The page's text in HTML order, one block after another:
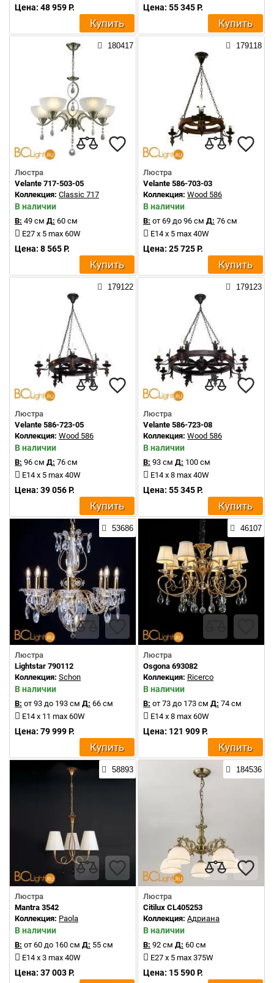
Цена: 48 959 Р.
Купить
Цена: 55 345 Р.
Купить
180417
Люстра
Velante 717-503-05
Коллекция: Classic 717
В наличии
В: 49 см Д: 60 см
E27 x 5 max 60W
Цена: 8 565 Р.
Купить
179118
Люстра
Velante 586-703-03
Коллекция: Wood 586
В наличии
В: от 69 до 96 см Д: 76 см
E14 x 5 max 40W
Цена: 25 725 Р.
Купить
179122
Люстра
Velante 586-723-05
Коллекция: Wood 586
В наличии
В: 96 см Д: 76 см
E14 x 5 max 40W
Цена: 39 056 Р.
Купить
179123
Люстра
Velante 586-723-08
Коллекция: Wood 586
В наличии
В: 93 см Д: 100 см
E14 x 8 max 40W
Цена: 55 345 Р.
Купить
53686
Люстра
Lightstar 790112
Коллекция: Schon
В наличии
В: от 93 до 193 см Д: 66 см
E14 x 11 max 60W
Цена: 79 999 Р.
Купить
46107
Люстра
Osgona 693082
Коллекция: Ricerco
В наличии
В: от 73 до 173 см Д: 74 см
E14 x 8 max 60W
Цена: 121 909 Р.
Купить
58893
Люстра
Mantra 3542
Коллекция: Paola
В наличии
В: от 60 до 160 см Д: 55 см
E14 x 3 max 40W
Цена: 37 003 Р.
184536
Люстра
Citilux CL405253
Коллекция: Адриана
В наличии
В: 92 см Д: 60 см
E27 x 5 max 375W
Цена: 15 590 Р.